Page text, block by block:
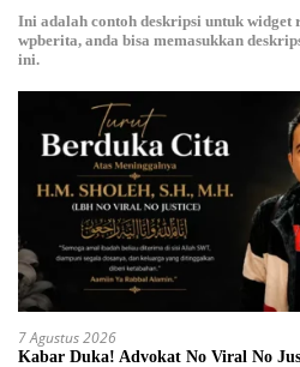
Ini adalah contoh deskripsi untuk widget
wpberita, anda bisa memasukkan
ini.
7 Agustus 2026
Kabar Duka! Advokat No Viral No